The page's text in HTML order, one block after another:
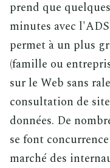
prend que
minutes avec
permet à un plus
(famille ou
sur le Web sans
consultation de
données. De
se font
marché des